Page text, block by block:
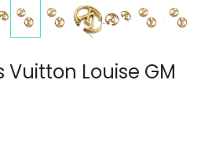
Vuitton Louise GM